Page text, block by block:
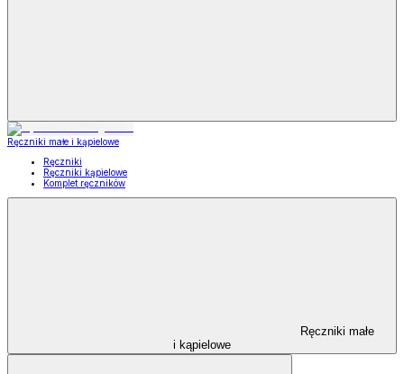
Ręczniki małe i kąpielowe
Ręczniki
Ręczniki kąpielowe
Komplet ręczników
Ręczniki małe
i kąpielowe